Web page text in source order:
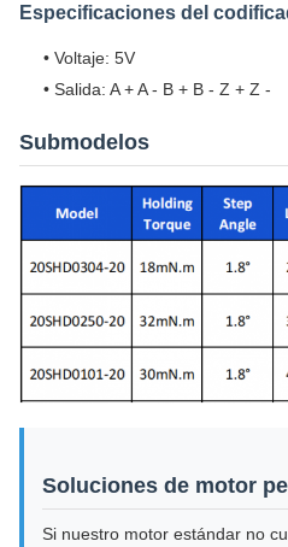
Especificaciones del
• Voltaje: 5V
• Salida: A + A - B + B - Z + Z -
Submodelos
Soluciones de motor
Si nuestro motor estándar no